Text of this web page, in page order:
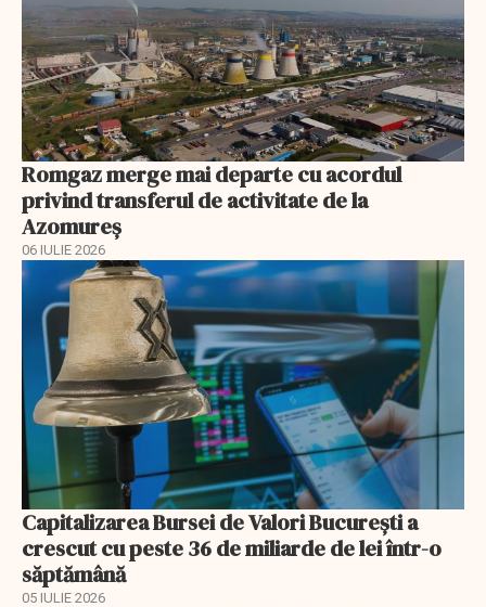
Romgaz merge mai departe cu acordul
privind transferul de activitate de la
Azomureș
06 IULIE 2026
Capitalizarea Bursei de Valori Bucureşti a
crescut cu peste 36 de miliarde de lei într-o
săptămână
05 IULIE 2026